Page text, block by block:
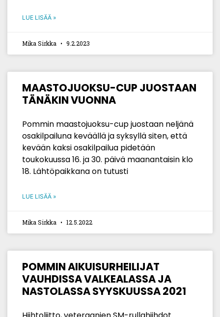
LUE LISÄÄ »
Mika Sirkka 9.2.2023
MAASTOJUOKSU-CUP JUOSTAAN
TÄNÄKIN VUONNA
Pommin maastojuoksu-cup juostaan neljänä
osakilpailuna keväällä ja syksyllä siten, että
kevään kaksi osakilpailua pidetään
toukokuussa 16. ja 30. päivä maanantaisin klo
18. Lähtöpaikkana on tutusti
LUE LISÄÄ »
Mika Sirkka 12.5.2022
POMMIN AIKUISURHEILIJAT
VAUHDISSA VALKEALASSA JA
NASTOLASSA SYYSKUUSSA 2021